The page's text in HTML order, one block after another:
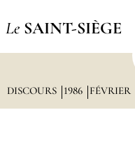
Le SAINT-SIÈGE
DISCOURS 1986 FÉVRIER